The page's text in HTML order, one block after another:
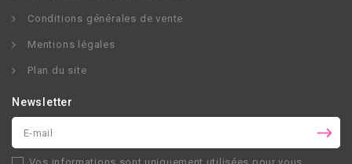
Conditions générales de vente
Mentions légales
Plan du site
Newsletter